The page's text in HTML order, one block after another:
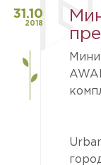
31.10
2018